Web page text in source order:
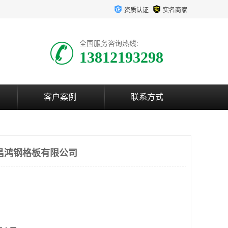
资质认证 实名商家
全国服务咨询热线:
13812193298
客户案例 联系方式
钢格板有限公司